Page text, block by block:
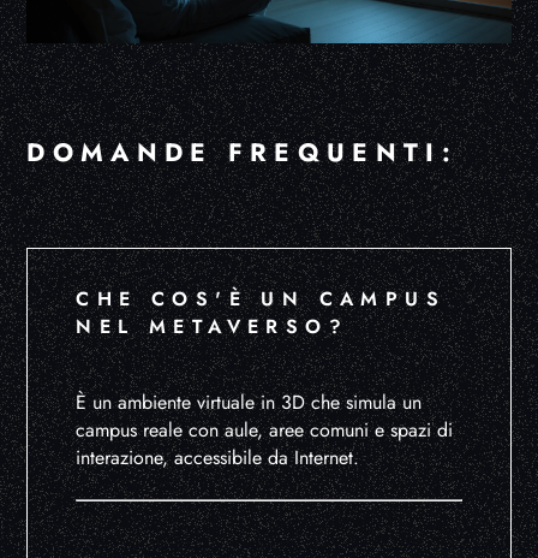
DOMANDE FREQUENTI:
CHE COS'È UN CAMPUS
NEL METAVERSO?
È un ambiente virtuale in 3D che simula un
campus reale con aule, aree comuni e spazi di
interazione, accessibile da Internet.